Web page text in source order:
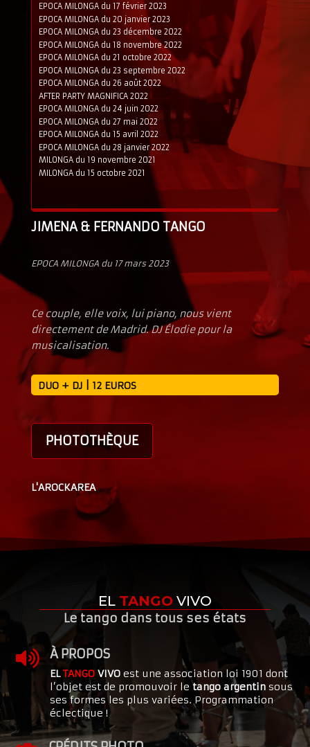
EPOCA MILONGA du 17 février 2023
EPOCA MILONGA du 20 janvier 2023
EPOCA MILONGA du 23 décembre 2022
EPOCA MILONGA du 18 novembre 2022
EPOCA MILONGA du 21 octobre 2022
EPOCA MILONGA du 23 septembre 2022
EPOCA MILONGA du 26 août 2022
AFTER PARTY MAGNIFICA 2022
EPOCA MILONGA du 24 juin 2022
EPOCA MILONGA du 27 mai 2022
EPOCA MILONGA du 15 avril 2022
EPOCA MILONGA du 28 janvier 2022
MILONGA du 19 novembre 2021
MILONGA du 15 octobre 2021
JIMENA & FERNANDO TANGO
EPOCA MILONGA du 17 mars 2023
Ce couple, elle voix, lui piano, nous vient
directement de Madrid. DJ Élodie pour la
musicalisation.
DUO + DJ | 12 EUROS
PHOTOTHÈQUE
L'AROCKAREA
EL TANGO VIVO
Le tango dans tous ses états
 À PROPOS
ELTANGO VIVOest une association loi 1901 dont
l’objet est de promouvoir le tango argentinsous
ses formes les plus variées. Programmation
éclectique !